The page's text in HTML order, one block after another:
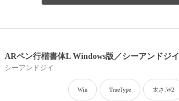
ARペン行楷書体L Windows版／シーアンドジイ
シーアンドジイ
Win TrueType 太さ:W2